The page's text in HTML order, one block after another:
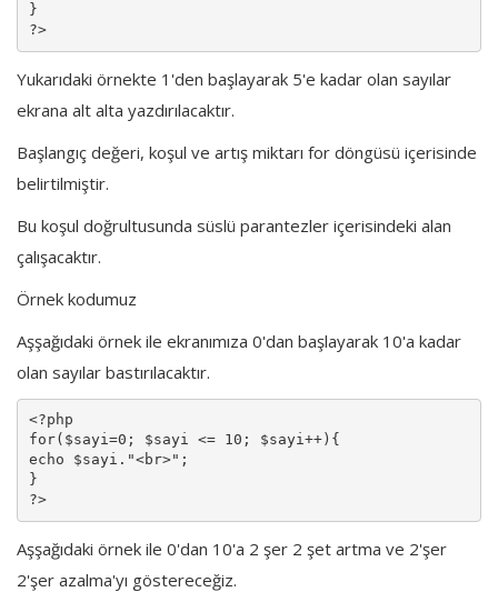
}
?>
Yukarıdaki örnekte 1'den başlayarak 5'e kadar olan sayılar
ekrana alt alta yazdırılacaktır.
Başlangıç değeri, koşul ve artış miktarı for döngüsü içerisinde
belirtilmiştir.
Bu koşul doğrultusunda süslü parantezler içerisindeki alan
çalışacaktır.
Örnek kodumuz
Aşşağıdaki örnek ile ekranımıza 0'dan başlayarak 10'a kadar
olan sayılar bastırılacaktır.
<?php
for($sayi=0; $sayi <= 10; $sayi++){
echo $sayi."<br>";
}
?>
Aşşağıdaki örnek ile 0'dan 10'a 2 şer 2 şet artma ve 2'şer
2'şer azalma'yı göstereceğiz.